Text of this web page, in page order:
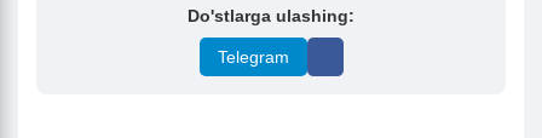
Do'stlarga ulashing:
Telegram